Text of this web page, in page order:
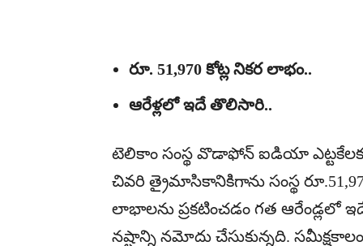
రూ. 51,970 కోట్ల నికర లాభం..
ఆరేళ్లలో ఇదే తొలిసారి..
టెలికాం సంస్థ వొడాఫోన్‌ ఐడియా
చివరి త్రైమాసికానికిగాను సంస్థ
లాభాలను ప్రకటించడం గత ఆరేండ్లలో
నష్టాన్ని నమోదు చేసుకున్నది.